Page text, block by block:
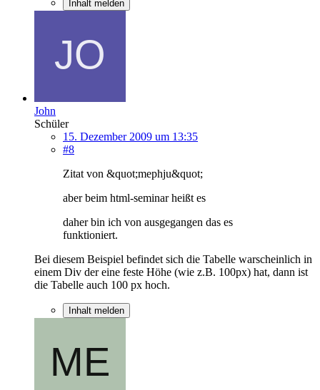
Inhalt melden
John
Schüler
15. Dezember 2009 um 13:35
#8
Zitat von &quot;mephju&quot;
aber beim html-seminar heißt es
daher bin ich von ausgegangen das es
funktioniert.
Bei diesem Beispiel befindet sich die Tabelle warscheinlich in
einem Div der eine feste Höhe (wie z.B. 100px) hat, dann ist
die Tabelle auch 100 px hoch.
Inhalt melden